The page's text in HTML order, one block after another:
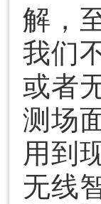
解，
我们
或者
测场
用到
无线